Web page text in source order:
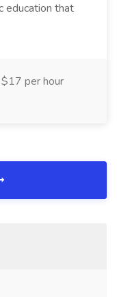
education that
$17 per hour